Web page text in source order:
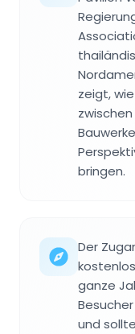
zeigt,
bringen.
Der
ganze
und